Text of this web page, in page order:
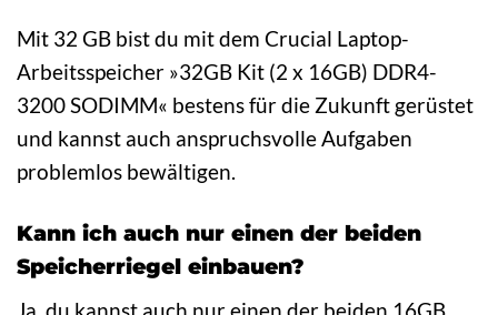
Mit 32 GB bist du mit dem Crucial Laptop-
Arbeitsspeicher »32GB Kit (2 x 16GB) DDR4-
3200 SODIMM« bestens für die Zukunft gerüstet
und kannst auch anspruchsvolle Aufgaben
problemlos bewältigen.
Kann ich auch nur einen der beiden
Speicherriegel einbauen?